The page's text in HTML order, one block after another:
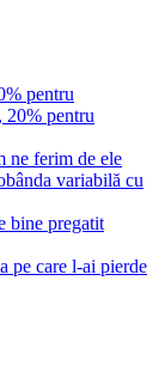
pentru
20% pentru
ne ferim de ele
variabilă cu
bine pregatit
pe care l-ai pierde